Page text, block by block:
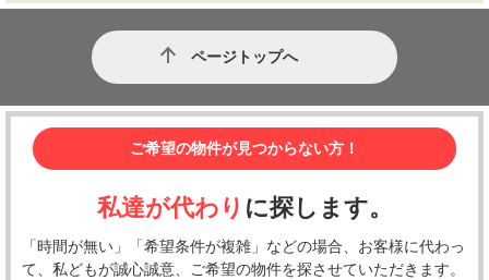
ページトップへ
ご希望の物件が見つからない方！
私達が代わり に探します。
「時間が無い」「希望条件が複雑」などの場合、お客様に代わっ
て、私どもが誠心誠意、ご希望の物件を探させていただきます。